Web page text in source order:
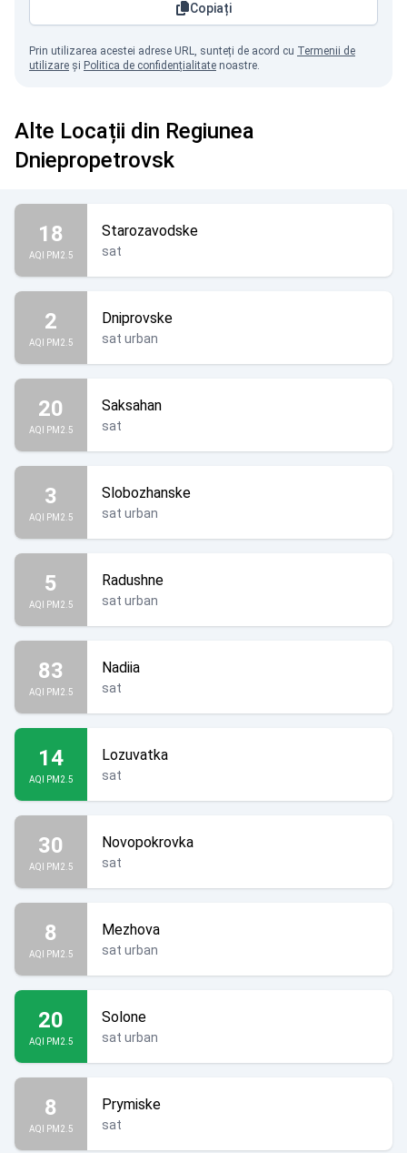
Copiați
Prin utilizarea acestei adrese URL, sunteți de acord cu Termenii de
utilizare și Politica de confidențialitate noastre.
Alte Locații din Regiunea
Dniepropetrovsk
18
AQI PM2.5
Starozavodske
sat
2
AQI PM2.5
Dniprovske
sat urban
20
AQI PM2.5
Saksahan
sat
3
AQI PM2.5
Slobozhanske
sat urban
5
AQI PM2.5
Radushne
sat urban
83
AQI PM2.5
Nadiia
sat
14
AQI PM2.5
Lozuvatka
sat
30
AQI PM2.5
Novopokrovka
sat
8
AQI PM2.5
Mezhova
sat urban
20
AQI PM2.5
Solone
sat urban
8
AQI PM2.5
Prymiske
sat